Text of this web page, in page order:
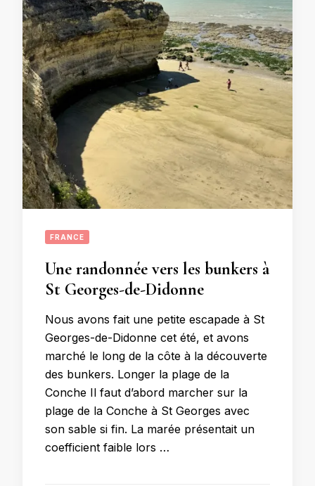
FRANCE
Une randonnée vers les bunkers à
St Georges-de-Didonne
Nous avons fait une petite escapade à St
Georges-de-Didonne cet été, et avons
marché le long de la côte à la découverte
des bunkers. Longer la plage de la
Conche Il faut d’abord marcher sur la
plage de la Conche à St Georges avec
son sable si fin. La marée présentait un
coefficient faible lors …